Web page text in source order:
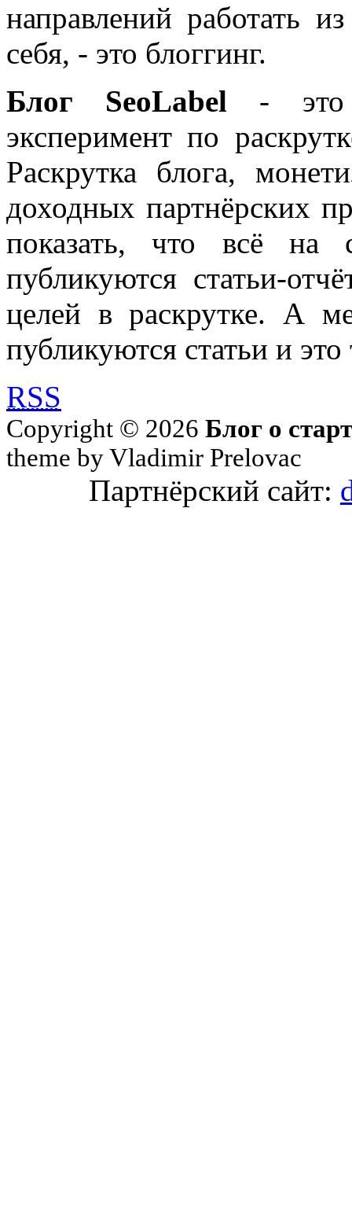
направлений работать
себя, - это блоггинг.
Блог SeoLabel - это
эксперимент по
Раскрутка блога,
доходных партнёрских
показать, что всё на
публикуются статьи-
целей в раскрутке. А
публикуются статьи и
RSS
Copyright © 2026 Блог о
theme by Vladimir Prelovac
Партнёрский сайт: